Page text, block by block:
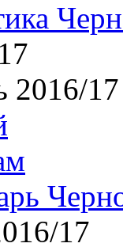
2016/17
17